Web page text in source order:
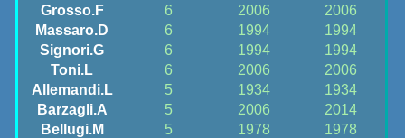
Grosso.F
6 2006
2006
Massaro.D
6 1994
1994
Signori.G
6 1994
1994
Toni.L
6 2006
2006
Allemandi.L
5 1934
1934
Barzagli.A
5 2006
2014
Bellugi.M
5 1978
1978